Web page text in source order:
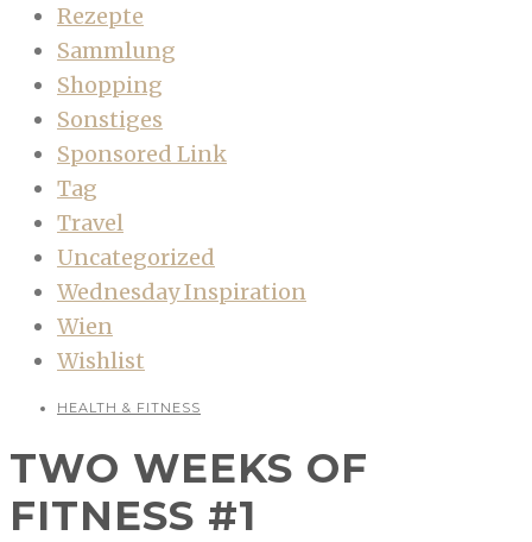
Rezepte
Sammlung
Shopping
Sonstiges
Sponsored Link
Tag
Travel
Uncategorized
Wednesday Inspiration
Wien
Wishlist
HEALTH & FITNESS
TWO WEEKS OF
FITNESS #1